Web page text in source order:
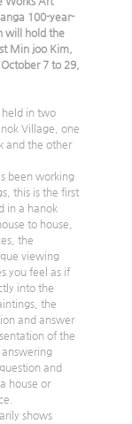
100-year-
will hold the
Min joo Kim,
7 to 29,
in two
Village, one
and the other
been working
this is the first
in a hanok
to house,
the
viewing
you feel as if
into the
the
and answer
of the
answering
and
house or
shows